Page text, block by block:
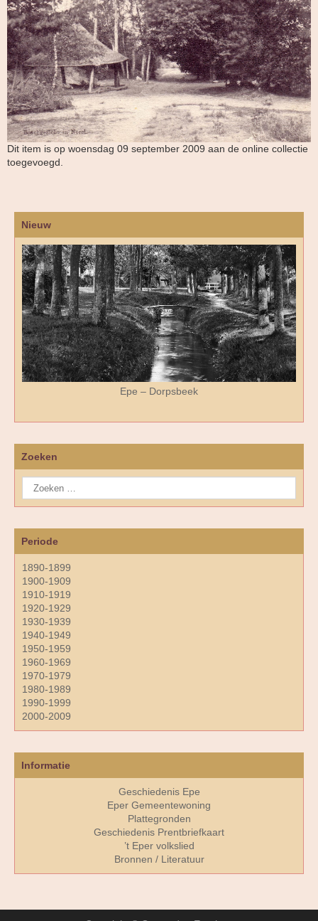
Dit item is op woensdag 09 september 2009 aan de online collectie
toegevoegd.
Nieuw
Epe – Dorpsbeek
Zoeken
Periode
1890-1899
1900-1909
1910-1919
1920-1929
1930-1939
1940-1949
1950-1959
1960-1969
1970-1979
1980-1989
1990-1999
2000-2009
Informatie
Geschiedenis Epe
Eper Gemeentewoning
Plattegronden
Geschiedenis Prentbriefkaart
’t Eper volkslied
Bronnen / Literatuur